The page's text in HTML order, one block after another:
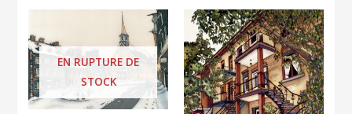
EN RUPTURE DE
STOCK